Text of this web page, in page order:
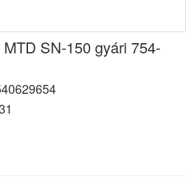
SN-150 gyári 754-